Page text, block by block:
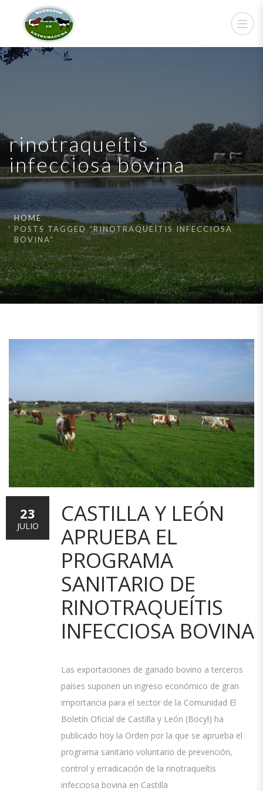
rinotraqueítis
infecciosa bovina
HOME
POSTS TAGGED “RINOTRAQUEÍTIS INFECCIOSA
BOVINA”
CASTILLA Y LEÓN
APRUEBA EL
PROGRAMA
SANITARIO DE
RINOTRAQUEÍTIS
INFECCIOSA BOVINA
Las exportaciones de ganado bovino a terceros
países suponen un ingreso económico de gran
importancia para el sector de la Comunidad El
Boletín Oficial de Castilla y León (Bocyl) ha
publicado hoy la Orden por la que se aprueba el
programa sanitario voluntario de prevención,
control y erradicación de la rinotraqueítis
infecciosa bovina en Castilla
23
JULIO